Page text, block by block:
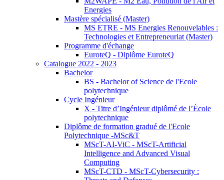
Energies
Mastère spécialisé (Master)
MS ETRE - MS Energies Renouvelables :
Technologies et Entrepreneuriat (Master)
Programme d'échange
EuroteQ - Diplôme EuroteQ
Catalogue 2022 - 2023
Bachelor
BS - Bachelor of Science de l'Ecole
polytechnique
Cycle Ingénieur
X - Titre d’Ingénieur diplômé de l’École
polytechnique
Diplôme de formation gradué de l'Ecole
Polytechnique -MSc&T
MScT-AI-ViC - MScT-Artificial
Intelligence and Advanced Visual
Computing
MScT-CTD - MScT-Cybersecurity :